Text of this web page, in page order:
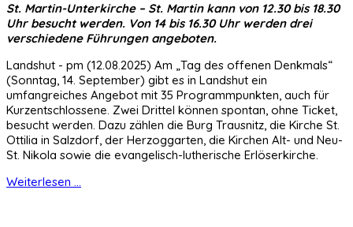
St. Martin-Unterkirche – St. Martin kann von 12.30 bis 18.30
Uhr besucht werden. Von 14 bis 16.30 Uhr werden drei
verschiedene Führungen angeboten.
Landshut - pm (12.08.2025) Am „Tag des offenen Denkmals“
(Sonntag, 14. September) gibt es in Landshut ein
umfangreiches Angebot mit 35 Programmpunkten, auch für
Kurzentschlossene. Zwei Drittel können spontan, ohne Ticket,
besucht werden. Dazu zählen die Burg Trausnitz, die Kirche St.
Ottilia in Salzdorf, der Herzoggarten, die Kirchen Alt- und Neu-
St. Nikola sowie die evangelisch-lutherische Erlöserkirche.
Weiterlesen ...